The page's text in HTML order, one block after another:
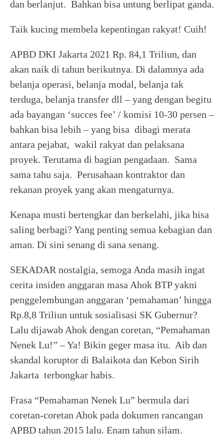
dan berlanjut. Bahkan bisa untung berlipat ganda.
Taik kucing membela kepentingan rakyat! Cuih!
APBD DKI Jakarta 2021 Rp. 84,1 Triliun, dan
akan naik di tahun berikutnya. Di dalamnya ada
belanja operasi, belanja modal, belanja tak
terduga, belanja transfer dll – yang dengan begitu
ada bayangan ‘succes fee’ / komisi 10-30 persen –
bahkan bisa lebih – yang bisa dibagi merata
antara pejabat, wakil rakyat dan pelaksana
proyek. Terutama di bagian pengadaan. Sama
sama tahu saja. Perusahaan kontraktor dan
rekanan proyek yang akan mengaturnya.
Kenapa musti bertengkar dan berkelahi, jika bisa
saling berbagi? Yang penting semua kebagian dan
aman. Di sini senang di sana senang.
SEKADAR nostalgia, semoga Anda masih ingat
cerita insiden anggaran masa Ahok BTP yakni
penggelembungan anggaran ‘pemahaman’ hingga
Rp.8,8 Triliun untuk sosialisasi SK Gubernur?
Lalu dijawab Ahok dengan coretan, “Pemahaman
Nenek Lu!” – Ya! Bikin geger masa itu. Aib dan
skandal koruptor di Balaikota dan Kebon Sirih
Jakarta terbongkar habis.
Frasa “Pemahaman Nenek Lu” bermula dari
coretan-coretan Ahok pada dokumen rancangan
APBD tahun 2015 lalu. Enam tahun silam.